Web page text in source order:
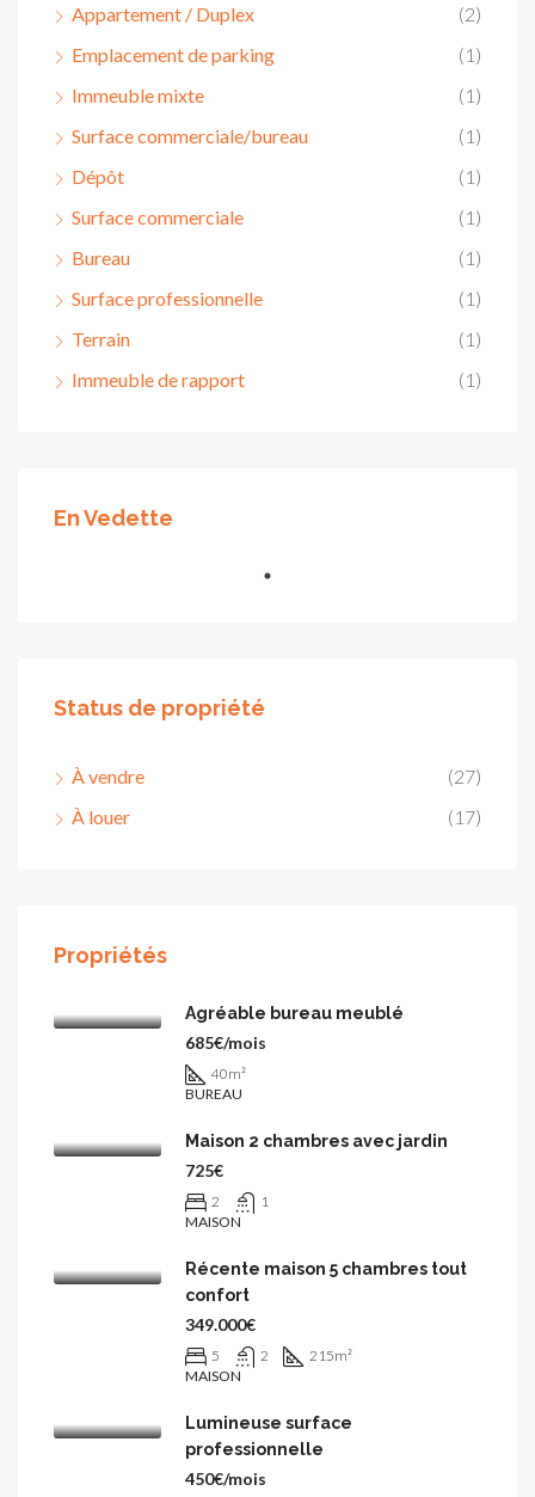
Appartement / Duplex
(2)
Emplacement de parking
(1)
Immeuble mixte
(1)
Surface commerciale/bureau
(1)
Dépôt
(1)
Surface commerciale
(1)
Bureau
(1)
Surface professionnelle
(1)
Terrain
(1)
Immeuble de rapport
(1)
En Vedette
Status de propriété
À vendre
(27)
À louer
(17)
Propriétés
Agréable bureau meublé
685€/mois
40m²
BUREAU
Maison 2 chambres avec jardin
725€
2
1
MAISON
Récente maison 5 chambres tout
confort
349.000€
5 2 215m²
MAISON
Lumineuse surface
professionnelle
450€/mois